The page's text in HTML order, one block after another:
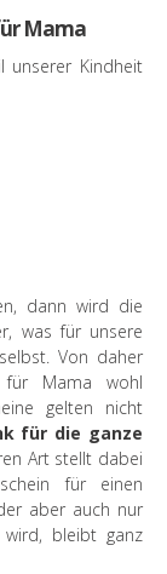
Mama
Kindheit
dann wird die
was für unsere
Von daher
für Mama wohl
gelten nicht
für die ganze
Art stellt dabei
für einen
aber auch nur
bleibt ganz